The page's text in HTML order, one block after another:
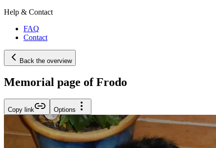
Help & Contact
FAQ
Contact
Back the overview
Memorial page of Frodo
Copy link Options